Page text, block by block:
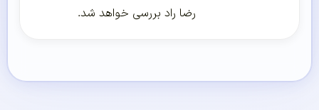
رضا راد بررسی خواهد شد.